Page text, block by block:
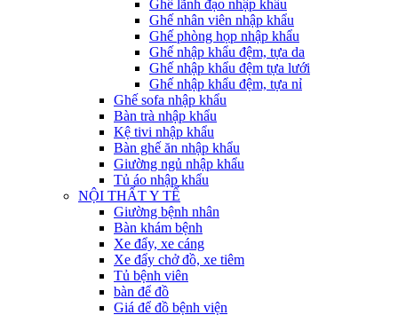
Ghế lãnh đạo nhập khẩu
Ghế nhân viên nhập khẩu
Ghế phòng họp nhập khẩu
Ghế nhập khẩu đệm, tựa da
Ghế nhập khẩu đệm tựa lưới
Ghế nhập khẩu đệm, tựa nỉ
Ghế sofa nhập khẩu
Bàn trà nhập khẩu
Kệ tivi nhập khẩu
Bàn ghế ăn nhập khẩu
Giường ngủ nhập khẩu
Tủ áo nhập khẩu
NỘI THẤT Y TẾ
Giường bệnh nhân
Bàn khám bệnh
Xe đẩy, xe cáng
Xe đẩy chở đồ, xe tiêm
Tủ bệnh viên
bàn để đồ
Giá để đồ bệnh viện